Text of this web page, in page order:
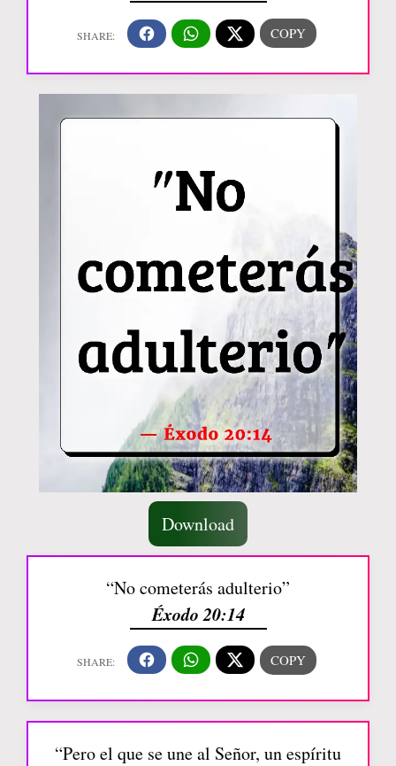
Download
“No cometerás adulterio”
Éxodo 20:14
“Pero el que se une al Señor, un espíritu